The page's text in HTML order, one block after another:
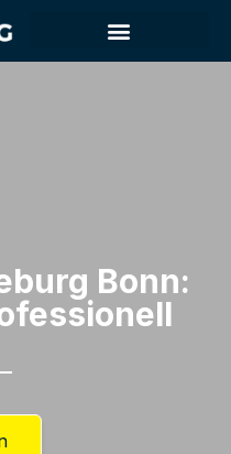
Bonn: